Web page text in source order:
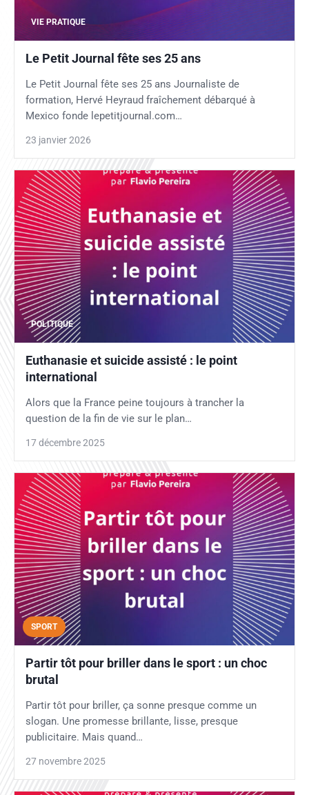
VIE PRATIQUE
Le Petit Journal fête ses 25 ans
Le Petit Journal fête ses 25 ans Journaliste de
formation, Hervé Heyraud fraîchement débarqué à
Mexico fonde lepetitjournal.com…
23 janvier 2026
POLITIQUE
Euthanasie et suicide assisté : le point
international
Alors que la France peine toujours à trancher la
question de la fin de vie sur le plan…
17 décembre 2025
SPORT
Partir tôt pour briller dans le sport : un choc
brutal
Partir tôt pour briller, ça sonne presque comme un
slogan. Une promesse brillante, lisse, presque
publicitaire. Mais quand…
27 novembre 2025